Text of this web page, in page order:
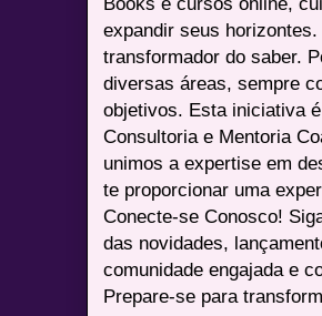
expandir seus
transformador do saber.
diversas áreas, sempre
objetivos. Esta iniciativa
Consultoria e Mentoria
unimos a expertise em
te proporcionar uma
Conecte-se Conosco!
das novidades,
comunidade engajada e
Prepare-se para